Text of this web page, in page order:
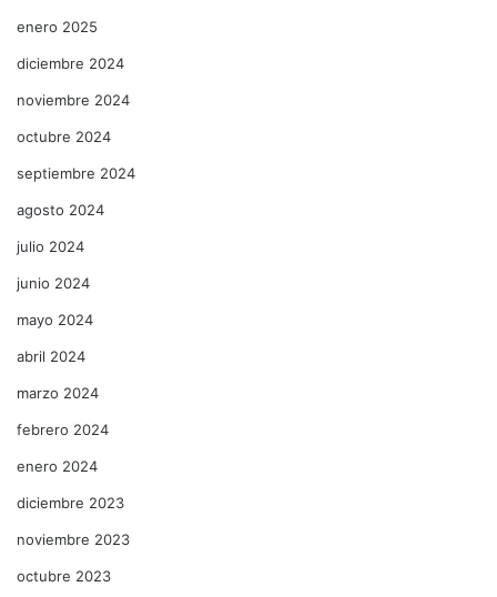
enero 2025
diciembre 2024
noviembre 2024
octubre 2024
septiembre 2024
agosto 2024
julio 2024
junio 2024
mayo 2024
abril 2024
marzo 2024
febrero 2024
enero 2024
diciembre 2023
noviembre 2023
octubre 2023